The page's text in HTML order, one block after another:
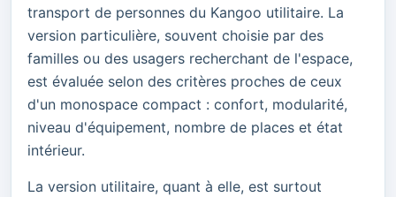
transport de personnes du Kangoo utilitaire. La
version particulière, souvent choisie par des
familles ou des usagers recherchant de l'espace,
est évaluée selon des critères proches de ceux
d'un monospace compact : confort, modularité,
niveau d'équipement, nombre de places et état
intérieur.
La version utilitaire, quant à elle, est surtout